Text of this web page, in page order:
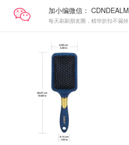
加小编微信：
每天刷刷朋友圈，精华折扣不漏掉